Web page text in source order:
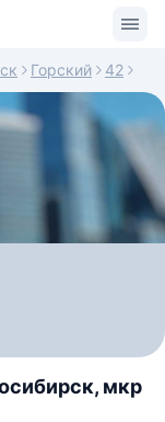
Горский 42
мкр